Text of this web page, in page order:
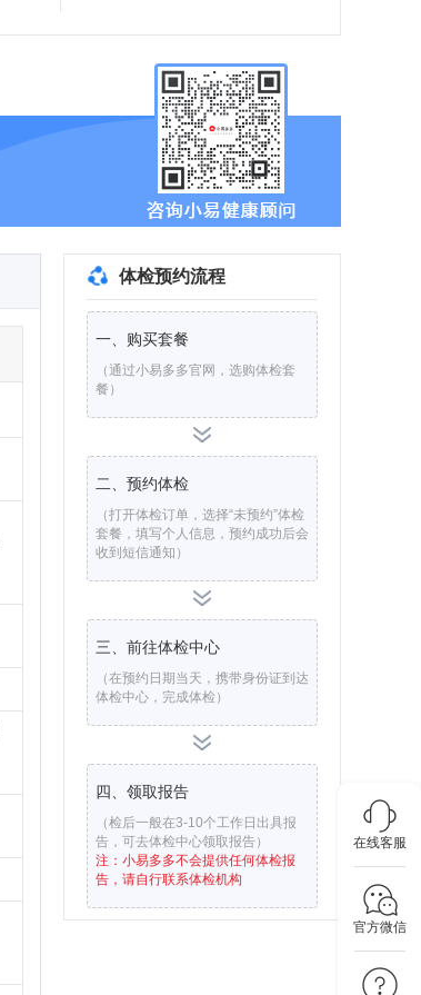
在线客服
官方微信
体检预约流程
一、购买套餐
（通过小易多多官网，选购体检套
餐）
二、预约体检
（打开体检订单，选择“未预约”体检
套餐，填写个人信息，预约成功后会
收到短信通知）
三、前往体检中心
（在预约日期当天，携带身份证到达
体检中心，完成体检）
四、领取报告
（检后一般在3-10个工作日出具报
告，可去体检中心领取报告）
注：小易多多不会提供任何体检报
告，请自行联系体检机构